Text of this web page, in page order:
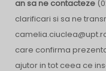
an sa ne contacteze
clarificari si sa ne
care confirma
ajutor in tot ceea ce